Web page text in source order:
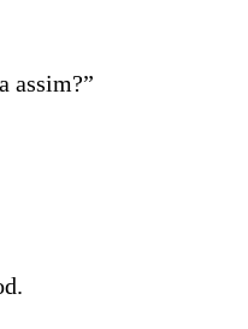
assim?”